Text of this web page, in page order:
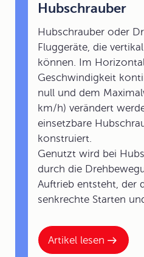
Artikel lesen
Hubschrauber
Hubschrauber oder
Fluggeräte, die
können. Im
Geschwindigkeit
null und dem
km/h) verändert
einsetzbare
konstruiert.
Genutzt wird bei
durch die
Auftrieb entsteht, der
senkrechte Starten